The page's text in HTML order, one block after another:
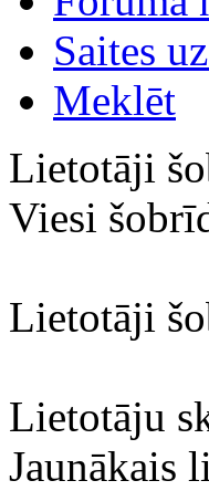
Saites
Meklēt
Lietotāji
Viesi
Lietotāji
Lietotāju
Jaunākais